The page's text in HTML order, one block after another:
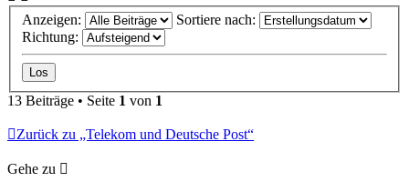
Anzeigen:
Sortiere nach:
Richtung:
13 Beiträge • Seite 1 von 1
Zurück zu „Telekom und Deutsche Post“
Gehe zu